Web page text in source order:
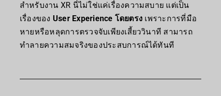
สำหรับงาน XR นี่ไม่ใช่แค่เรื่องความสบาย แต่เป็น
เรื่องของ User Experience โดยตรง เพราะการที่มือ
หายหรือหลุดการตรวจจับเพียงเสี้ยววินาที สามารถ
ทำลายความสมจริงของประสบการณ์ได้ทันที